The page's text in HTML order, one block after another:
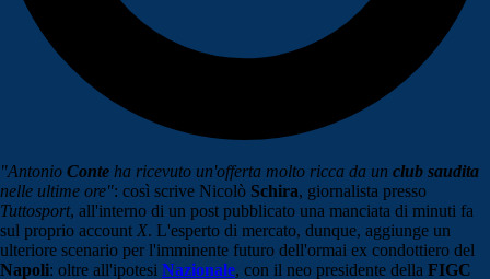
"Antonio Conte ha ricevuto un'offerta molto ricca da un club saudita
nelle ultime ore": così scrive Nicolò Schira, giornalista presso
Tuttosport, all'interno di un post pubblicato una manciata di minuti fa
sul proprio account X. L'esperto di mercato, dunque, aggiunge un
ulteriore scenario per l'imminente futuro dell'ormai ex condottiero del
Napoli: oltre all'ipotesi Nazionale, con il neo presidente della FIGC